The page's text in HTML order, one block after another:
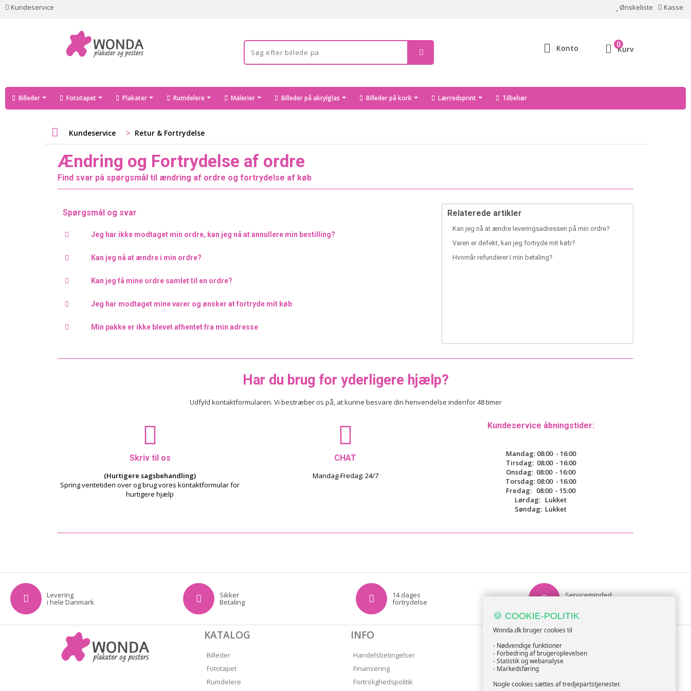
Kundeservice Ønskeliste Kasse
Konto Kurv
0
Billeder Fototapet Plakater Rumdelere Malerier Billeder på akrylglas Billeder på kork Lærredsprint Tilbehør
Kundeservice > Retur & Fortrydelse
Ændring og Fortrydelse af ordre
Find svar på spørgsmål til ændring af ordre og fortrydelse af køb
Spørgsmål og svar
Jeg har ikke modtaget min ordre, kan jeg nå at annullere min bestilling?
Kan jeg nå at ændre i min ordre?
Kan jeg få mine ordre samlet til en ordre?
Jeg har modtaget mine varer og ønsker at fortryde mit køb
Min pakke er ikke blevet afhentet fra min adresse
Relaterede artikler
Kan jeg nå at ændre leveringsadressen på min ordre?
Varen er defekt, kan jeg fortryde mit køb?
Hvornår refunderer I min betaling?
Har du brug for yderligere hjælp?
Udfyld kontaktformularen. Vi bestræber os på, at kunne besvare din henvendelse indenfor 48 timer
Skriv til os
(Hurtigere sagsbehandling)
Spring ventetiden over og brug vores kontaktformular for
hurtigere hjælp
CHAT
Mandag-Fredag: 24/7
Kundeservice åbningstider:
Mandag: 08:00 - 16:00
Tirsdag: 08:00 - 16:00
Onsdag: 08:00 - 16:00
Torsdag: 08:00 - 16:00
Fredag: 08:00 - 15:00
Lørdag: Lukket
Søndag: Lukket
Levering
i hele Danmark
Sikker
Betaling
14 dages
fortrydelse
Serviceminded
KATALOG
Billeder
Fototapet
Rumdelere
INFO
Handelsbetingelser
Finansering
Fortrolighedspolitik
TILMELD NYHEDSBREV
🍪 COOKIE-POLITIK
Wonda.dk bruger cookies til
- Nødvendige funktioner
- Forbedring af brugeroplevelsen
- Statistik og webanalyse
- Markedsføring
Nogle cookies sættes af tredjepartstjenester.